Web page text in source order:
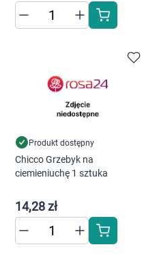
Produkt dostępny
Chicco Grzebyk na
ciemieniuchę 1 sztuka
14,28 zł